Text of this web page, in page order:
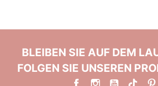
BLEIBEN SIE AUF DEM
FOLGEN SIE UNSEREN